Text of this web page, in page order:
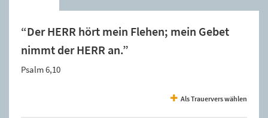
“Der HERR hört mein Flehen; mein Gebet
nimmt der HERR an.”
Psalm 6,10
Als Trauervers wählen